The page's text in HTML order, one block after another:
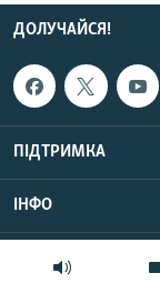
ДОЛУЧАЙСЯ!
ПІДТРИМКА
ІНФО